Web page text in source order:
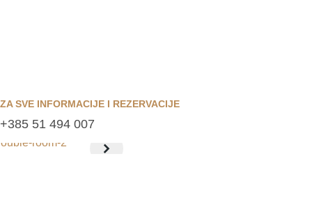
ZA SVE INFORMACIJE I REZERVACIJE
+385 51 494 007